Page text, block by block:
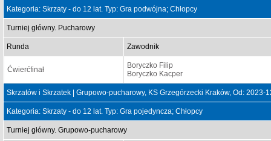
Kategoria: Skrzaty - do 12 lat. Typ: Gra podwójna; Chłopcy
Turniej główny. Pucharowy
Runda Zawodnik
Ćwierćfinał
Boryczko Filip
Boryczko Kacper
Skrzatów i Skrzatek | Grupowo-pucharowy, KS Grzegórzecki Kraków, Od: 2023-
Kategoria: Skrzaty - do 12 lat. Typ: Gra pojedyncza; Chłopcy
Turniej główny. Grupowo-pucharowy